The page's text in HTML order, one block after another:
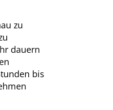
zu
dauern
bis